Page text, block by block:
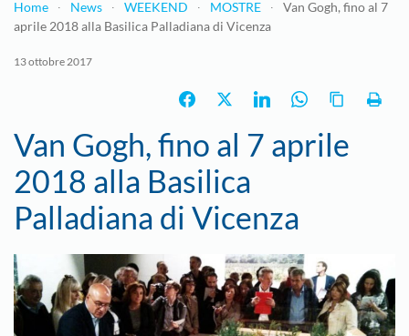
Home News WEEKEND MOSTRE
Van Gogh, fino al 7
aprile 2018 alla Basilica Palladiana di Vicenza
13 ottobre 2017
Van Gogh, fino al 7 aprile
2018 alla Basilica
Palladiana di Vicenza